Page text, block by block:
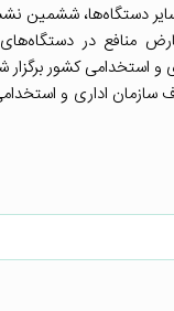
سایر دستگاه‌ها،
منافع در دستگاه‌های
سالن غدیر سازمان اداری و
سازمان اداری و